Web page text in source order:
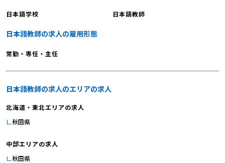
日本語学校 日本語教師
日本語教師の求人の雇用形態
常勤・専任・主任
日本語教師の求人のエリアの求人
北海道・東北エリアの求人
秋田県
中部エリアの求人
秋田県